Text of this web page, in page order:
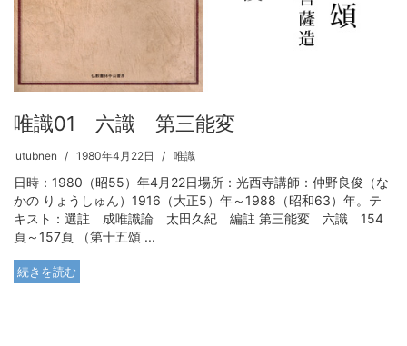
唯識01 六識 第三能変
utubnen 1980年4月22日 唯識
日時：1980（昭55）年4月22日場所：光西寺講師：仲野良俊（な
かの りょうしゅん）1916（大正5）年～1988（昭和63）年。テ
キスト：選註 成唯識論 太田久紀 編註 第三能変 六識 154
頁～157頁 （第十五頌 ...
続きを読む